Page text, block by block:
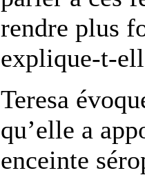
rendre plus
explique-t-
Teresa
qu’elle a
enceinte